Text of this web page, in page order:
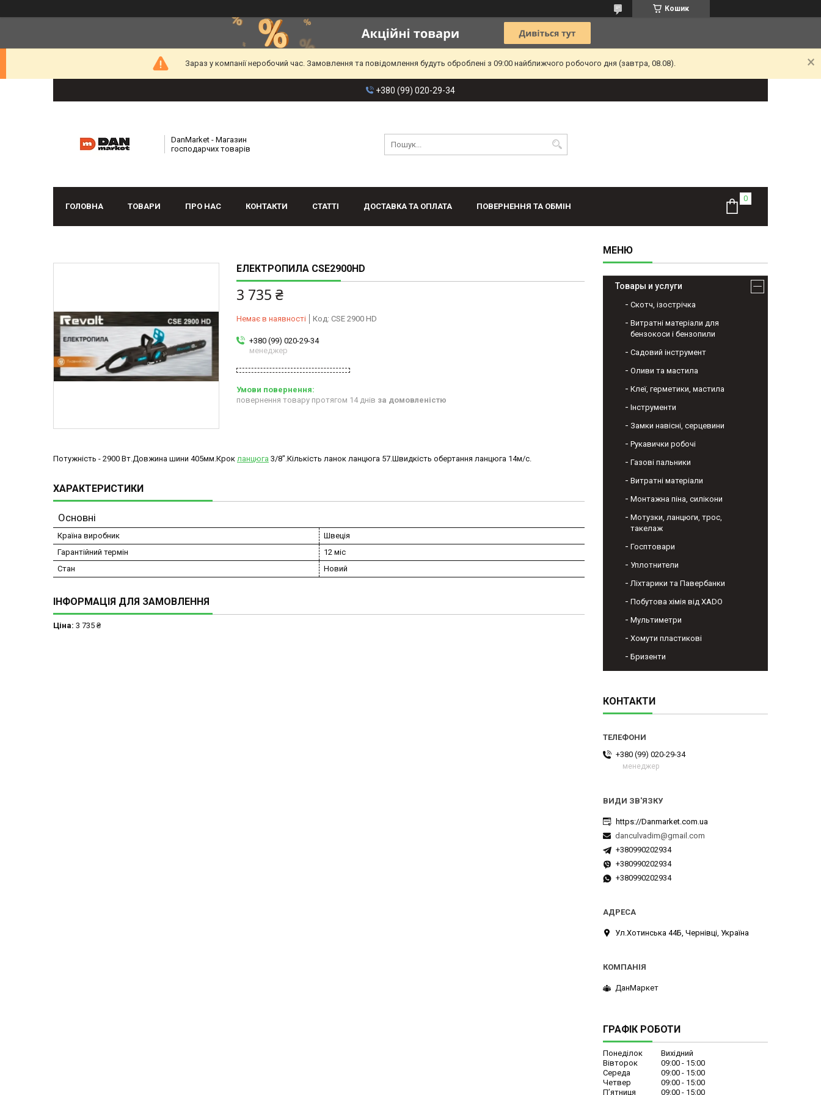
Кошик
Зараз у компанії неробочий час. Замовлення та повідомлення будуть оброблені з 09:00 найближчого робочого дня (завтра, 08.08).
+380 (99) 020-29-34
DanMarket - Магазин
господарчих товарів
ГОЛОВНА ТОВАРИ ПРО НАС КОНТАКТИ СТАТТІ ДОСТАВКА ТА ОПЛАТА ПОВЕРНЕННЯ ТА ОБМІН
ЕЛЕКТРОПИЛА CSE2900HD
3 735 ₴
Немає в наявності Код: CSE 2900 HD
+380 (99) 020-29-34
менеджер
повернення товару протягом 14 днів за домовленістю
Потужність - 2900 Вт.Довжина шини 405мм.Крок ланцюга 3/8".Кількість ланок ланцюга 57.Швидкість обертання ланцюга 14м/с.
ХАРАКТЕРИСТИКИ
Основні
Країна виробник
Швеція
Гарантійний термін
12 міс
Стан
Новий
ІНФОРМАЦІЯ ДЛЯ ЗАМОВЛЕННЯ
Ціна: 3 735 ₴
Товары и услуги
Скотч, ізострічка
Витратні матеріали для
бензокоси і бензопили
Садовий інструмент
Оливи та мастила
Клеї, герметики, мастила
Інструменти
Замки навісні, серцевини
Рукавички робочі
Газові пальники
Витратні матеріали
Монтажна піна, силікони
Мотузки, ланцюги, трос,
такелаж
Госптовари
Уплотнители
Ліхтарики та Павербанки
Побутова хімія від XADO
Мультиметри
Хомути пластикові
Бризенти
КОНТАКТИ
+380 (99) 020-29-34
менеджер
https://Danmarket.com.ua
danculvadim@gmail.com
+380990202934
+380990202934
+380990202934
Ул.Хотинська 44Б, Чернівці, Україна
ДанМаркет
ГРАФІК РОБОТИ
Понеділок
Вихідний
Вівторок
09:00
15:00
Середа
09:00
15:00
Четвер
09:00
15:00
Пʼятниця
09:00 15:00